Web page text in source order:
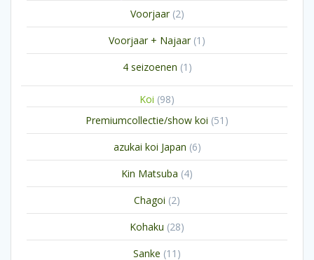
Voorjaar 22
producten
Voorjaar + Najaar 1 1
product
4 seizoenen 1 1
Koi 9898
producten
Premiumcollectie/show koi 51 51
producten
azukai koi Japan 66
producten
Kin Matsuba 44
producten
Chagoi 22
producten
Kohaku 2828
producten
Sanke 11 11